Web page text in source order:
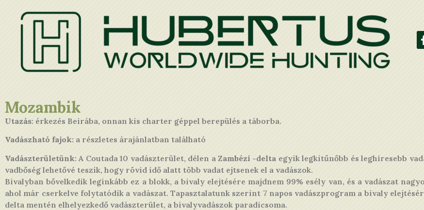
Mozambik
Utazás: érkezés Beirába, onnan kis charter géppel berepülés a táborba.
Vadászható fajok: a részletes árajánlatban található
Vadászterületünk: A Coutada 10 vadászterület, délen a Zambézi -delta egyik legkitűnőbb és leghíresebb
vadbőség lehetővé teszik, hogy rövid idő alatt több vadat ejtsenek el a vadászok.
Bivalyban bővelkedik leginkább ez a blokk, a bivaly elejtésére majdnem 99% esély van, és a vadászat
ahol már cserkelve folytatódik a vadászat. Tapasztalatunk szerint 7 napos vadászprogram a bivaly
delta mentén elhelyezkedő vadászterület, a bivalyvadászok paradicsoma.